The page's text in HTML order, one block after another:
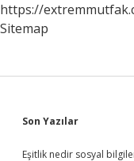
https://
Sitemap
Sidebar
Son Yazılar
Eşitlik nedir sosyal